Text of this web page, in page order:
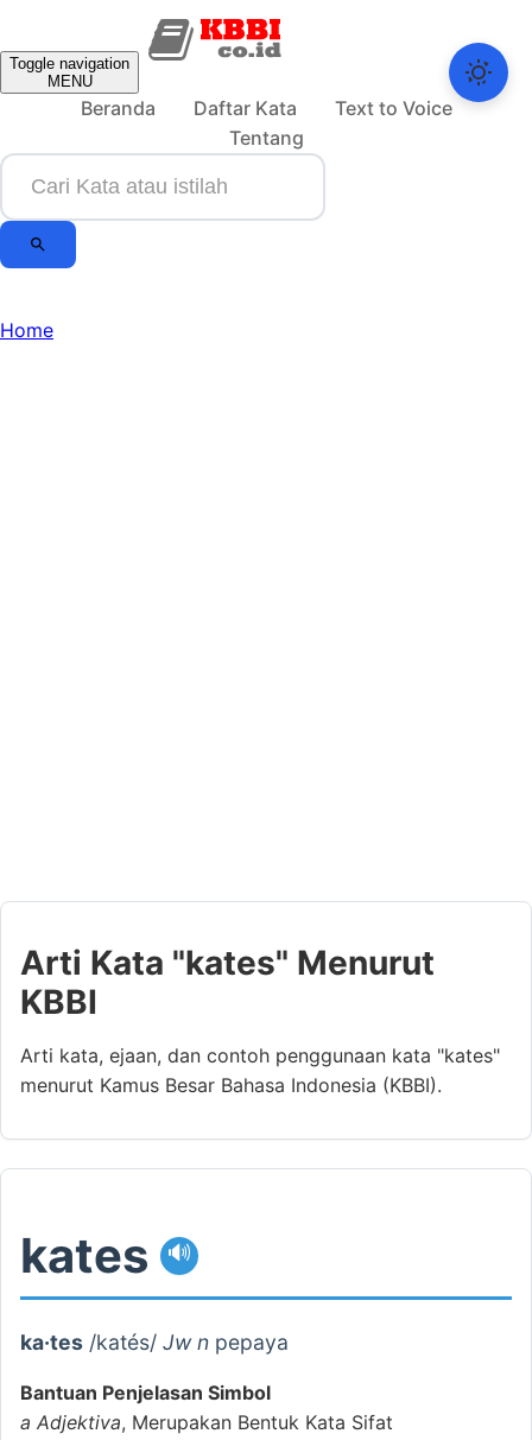
Toggle navigation
MENU
Beranda Daftar Kata
Text to Voice
Tentang
Home
Arti Kata "kates" Menurut
KBBI
Arti kata, ejaan, dan contoh penggunaan kata "kates"
menurut Kamus Besar Bahasa Indonesia (KBBI).
kates 🔊
ka·tes /katés/ Jw n pepaya
Bantuan Penjelasan Simbol
a Adjektiva, Merupakan Bentuk Kata Sifat